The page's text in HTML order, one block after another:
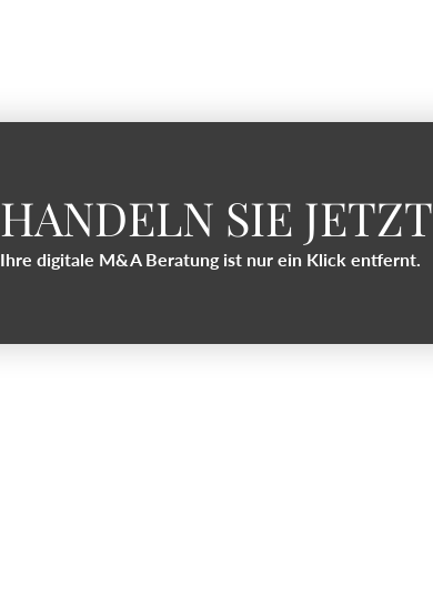
HANDELN SIE JETZT
Ihre digitale M&A Beratung ist nur ein Klick entfernt.